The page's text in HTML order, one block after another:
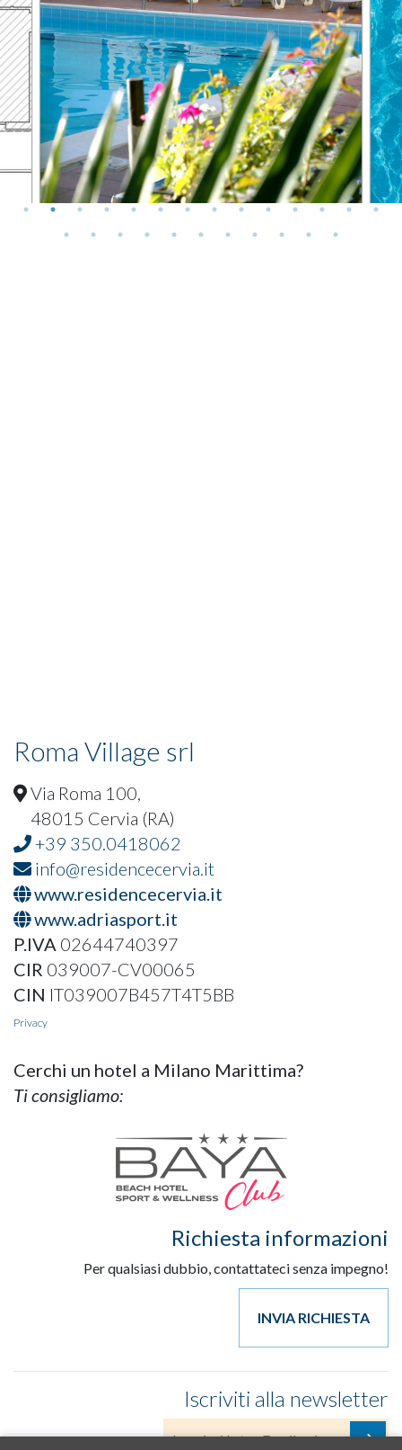
Roma Village srl
Via Roma 100,
48015 Cervia (RA)
+39 350.0418062
info@residencecervia.it
www.residencecervia.it
www.adriasport.it
P.IVA 02644740397
CIR 039007-CV00065
CIN IT039007B457T4T5BB
Privacy
Cerchi un hotel a Milano Marittima?
Ti consigliamo:
Richiesta informazioni
Per qualsiasi dubbio, contattateci senza impegno!
INVIA RICHIESTA
Iscriviti alla newsletter